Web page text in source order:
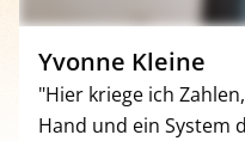
Yvonne Kleine
"Hier kriege ich
Hand und ein System